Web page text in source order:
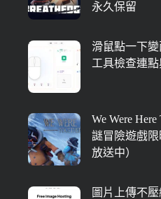
永久保留
滑鼠點一下
工具檢查連
We Were
謎冒險遊戲限
放送中）
圖片上傳不